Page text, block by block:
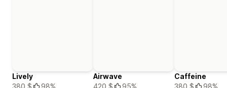
Lively
380 $
98%
Airwave
420 $
95%
Caffeine
380 $
98%